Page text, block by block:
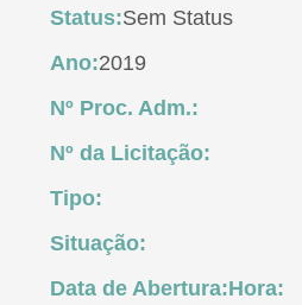
Status:Sem Status
Ano:2019
Nº Proc. Adm.:
Nº da Licitação:
Tipo:
Situação:
Data de Abertura:Hora: